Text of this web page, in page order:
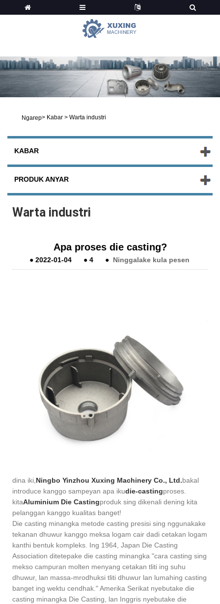
Ngarep> Kabar > Warta industri
KABAR
PRODUK ANYAR
Warta industri
Apa proses die casting?
●2022-01-04 ●4 ● Ninggalake kula pesen
dina iki, Ningbo Yinzhou Xuxing Machinery Co., Ltd.bakal
introduce kanggo sampeyan apa ikudie-castingproses.
kitaAluminium Die Castingproduk sing dikenali dening kita
pelanggan kanggo kualitas banget!
Die casting minangka metode casting presisi sing nggunakake
tekanan dhuwur kanggo meksa logam cair dadi cetakan logam
kanthi bentuk kompleks. Ing 1964, Japan Die Casting
Association ditetepake die casting minangka "cara casting sing
mekso campuran molten menyang cetakan tliti ing suhu
dhuwur, lan massa-mrodhuksi tliti dhuwur lan lumahing casting
banget ing wektu cendhak." Amerika Serikat nyebutake die
casting minangka Die Casting, lan Inggris nyebutake die